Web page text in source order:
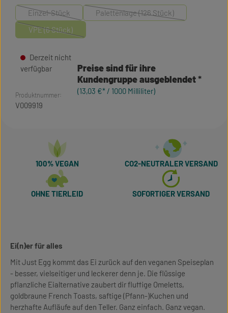
Preise sind für ihre
Kundengruppe ausgeblendet
(13,03 €* / 1000 Milliliter)
Derzeit nicht
verfügbar
Einzel-Stück
(Diese Option ist zurzeit nicht verfügbar.)
Palettenlage (126 Stück)
(Diese Option ist zurzeit nicht
VPE (6 Stück)
(Diese Option ist zurzeit nicht verfügbar.)
Produktnummer:
V009919
100% VEGAN CO2-NEUTRALER VERSAND
OHNE TIERLEID SOFORTIGER VERSAND
Ei(n)er für alles
Mit Just Egg kommt das Ei zurück auf den veganen Speiseplan
- besser, vielseitiger und leckerer denn je. Die flüssige
pflanzliche Eialternative zaubert dir fluffige Omeletts,
goldbraune French Toasts, saftige (Pfann-)Kuchen und
herzhafte Aufläufe auf den Teller. Ganz einfach. Ganz vegan.